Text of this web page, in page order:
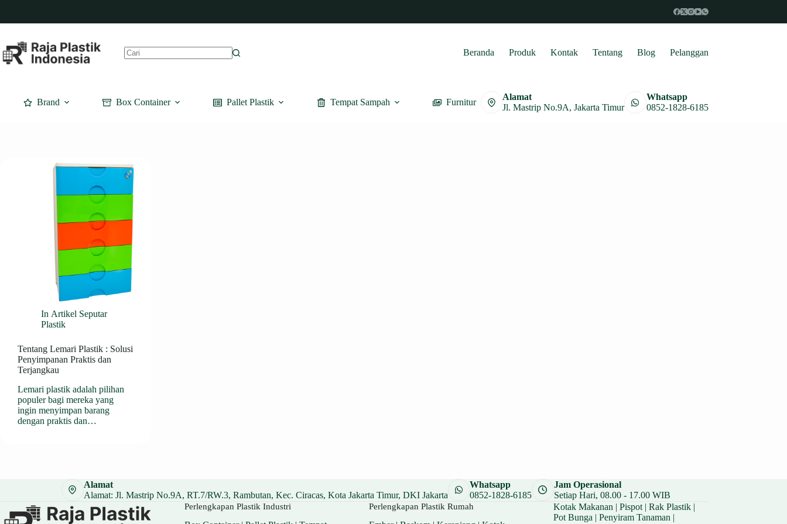
content
Beranda Produk Kontak Tentang Blog Pelanggan
Brand Box Container Pallet Plastik Tempat Sampah Furnitur
Alamat
Jl. Mastrip No.9A, Jakarta Timur
Whatsapp
0852-1828-6185
In Artikel Seputar
Plastik
Tentang Lemari Plastik : Solusi
Penyimpanan Praktis dan
Terjangkau
Lemari plastik adalah pilihan
populer bagi mereka yang
ingin menyimpan barang
dengan praktis dan…
Alamat
Alamat: Jl. Mastrip No.9A, RT.7/RW.3, Rambutan, Kec. Ciracas, Kota Jakarta Timur, DKI Jakarta
Whatsapp
0852-1828-6185
Jam Operasional
Setiap Hari, 08.00 - 17.00 WIB
Perlengkapan Plastik Industri Perlengkapan Plastik Rumah Kotak Makanan | Pispot| Rak Plastik|
Pot Bunga | Penyiram Tanaman |